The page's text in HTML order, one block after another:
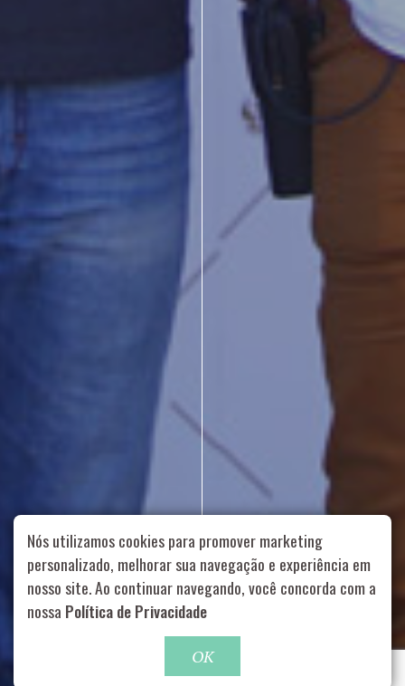
Rua Aurélia, 1714 – Vila Romana, São Paulo – SP | 55 11
99178-5848 | contato@nucleofood.com
Role para continar
Nós utilizamos cookies para promover marketing
personalizado, melhorar sua navegação e experiência em
nosso site. Ao continuar navegando, você concorda com a
nossa Política de Privacidade
OK